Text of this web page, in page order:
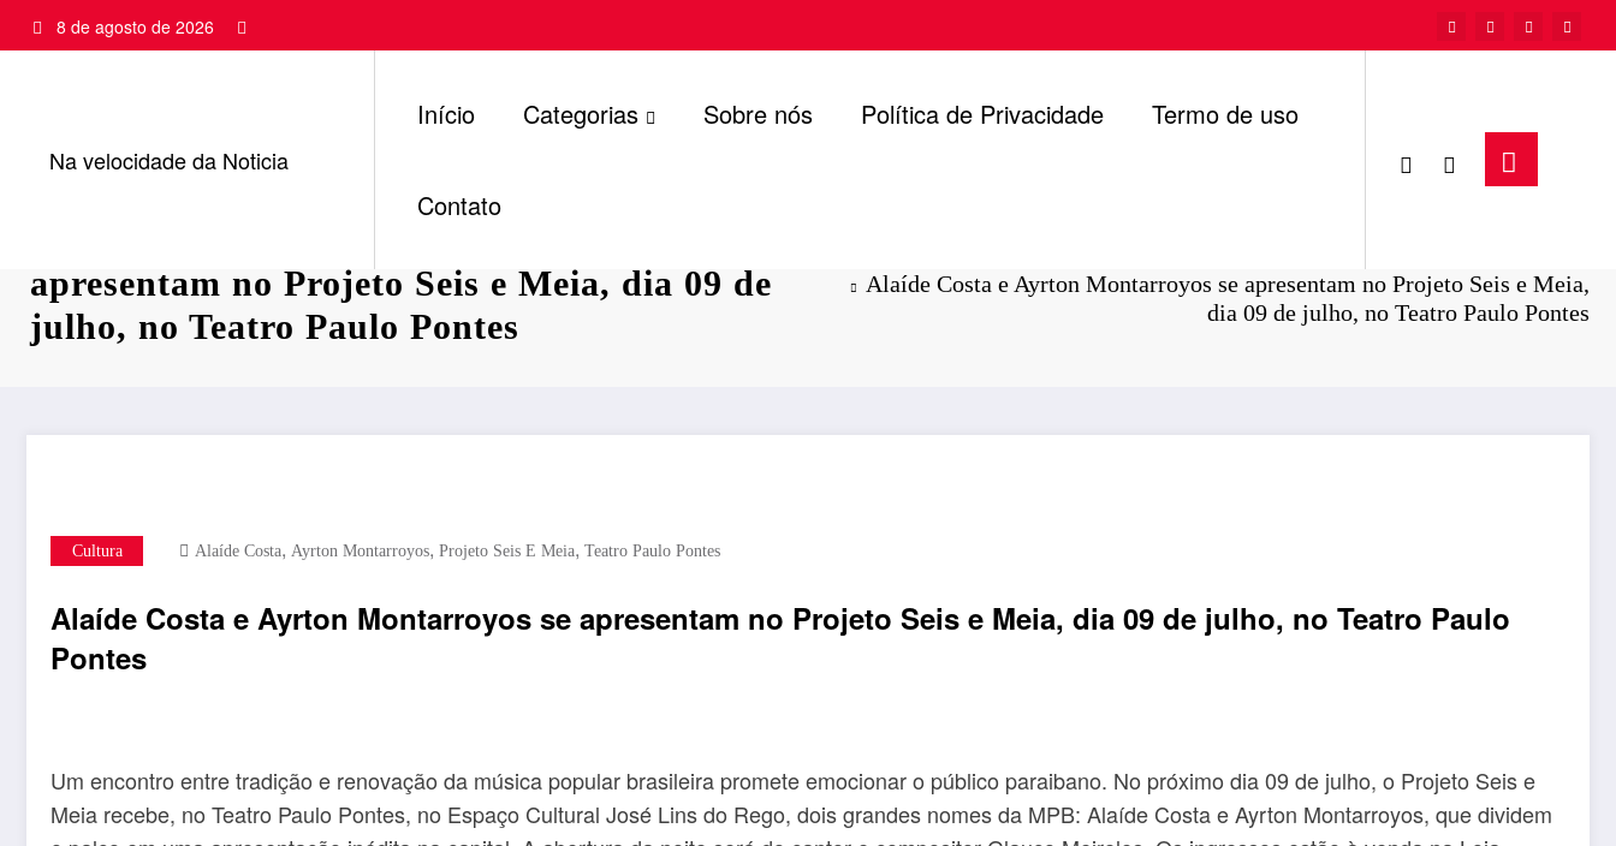
para
8 de agosto de 2026
Na velocidade da Noticia
Início Categorias Sobre nós Política de Privacidade Termo de uso
Contato
apresentam no Projeto Seis e Meia, dia 09 de
julho, no Teatro Paulo Pontes
Alaíde Costa e Ayrton Montarroyos se apresentam no Projeto Seis e Meia,
dia 09 de julho, no Teatro Paulo Pontes
Cultura Alaíde Costa, Ayrton Montarroyos, Projeto Seis E Meia, Teatro Paulo Pontes
Alaíde Costa e Ayrton Montarroyos se apresentam no Projeto Seis e Meia, dia 09 de julho, no Teatro Paulo
Pontes
Um encontro entre tradição e renovação da música popular brasileira promete emocionar o público paraibano. No próximo dia 09 de julho, o Projeto Seis e
Meia recebe, no Teatro Paulo Pontes, no Espaço Cultural José Lins do Rego, dois grandes nomes da MPB: Alaíde Costa e Ayrton Montarroyos, que dividem